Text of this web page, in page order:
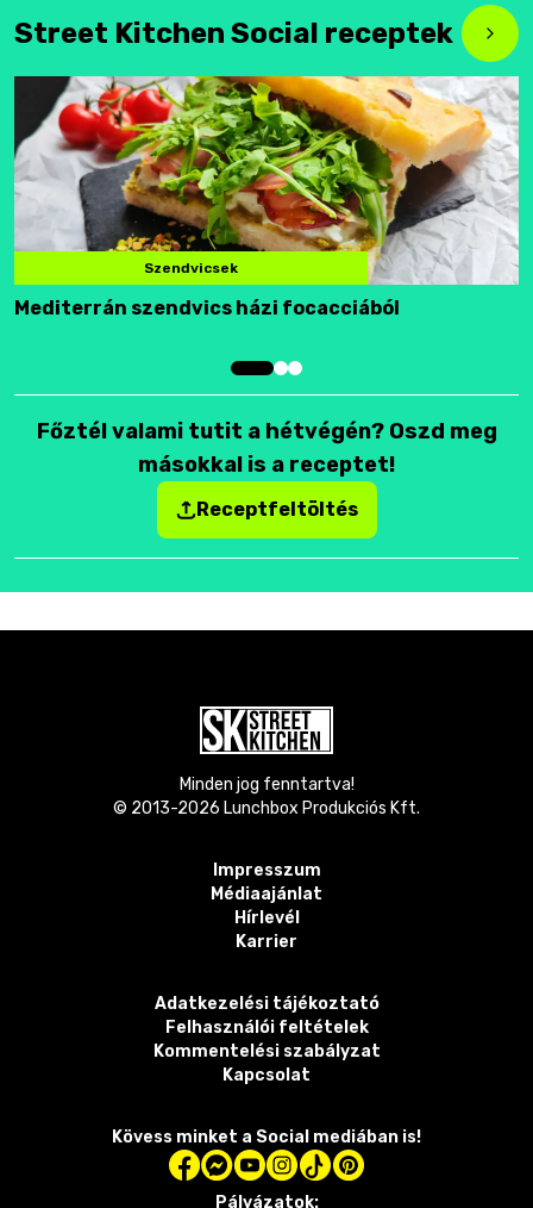
Street Kitchen Social receptek
Szendvicsek
Mediterrán szendvics házi focacciából
Főztél valami tutit a hétvégén? Oszd meg
másokkal is a receptet!
Receptfeltöltés
Minden jog fenntartva!
© 2013-2026 Lunchbox Produkciós Kft.
Impresszum
Médiaajánlat
Hírlevél
Karrier
Adatkezelési tájékoztató
Felhasználói feltételek
Kommentelési szabályzat
Kapcsolat
Kövess minket a Social mediában is!
Pályázatok: